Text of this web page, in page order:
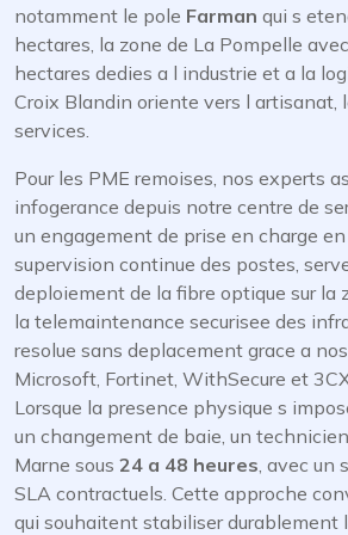
notamment le pole Farman qui s
hectares, la zone de La Pompelle
hectares dedies a l industrie et a la
Croix Blandin oriente vers l artisanat,
services.
Pour les PME remoises, nos experts
infogerance depuis notre centre de
un engagement de prise en charge en
supervision continue des postes,
deploiement de la fibre optique sur la
la telemaintenance securisee des
resolue sans deplacement grace a
Microsoft, Fortinet, WithSecure et
Lorsque la presence physique s
un changement de baie, un
Marne sous 24 a 48 heures, avec un
SLA contractuels. Cette approche
qui souhaitent stabiliser durablement